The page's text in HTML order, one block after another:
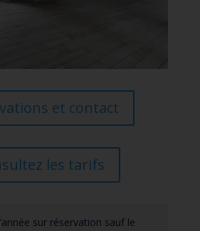
et contact
les tarifs
sur réservation sauf le